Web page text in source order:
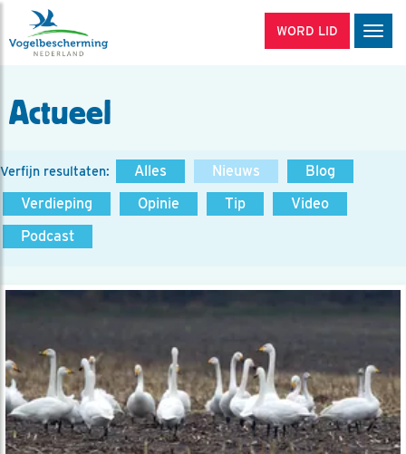
WORD LID
Actueel
Verfijn resultaten: Alles Nieuws
Blog
Verdieping
Opinie Tip
Video
Podcast